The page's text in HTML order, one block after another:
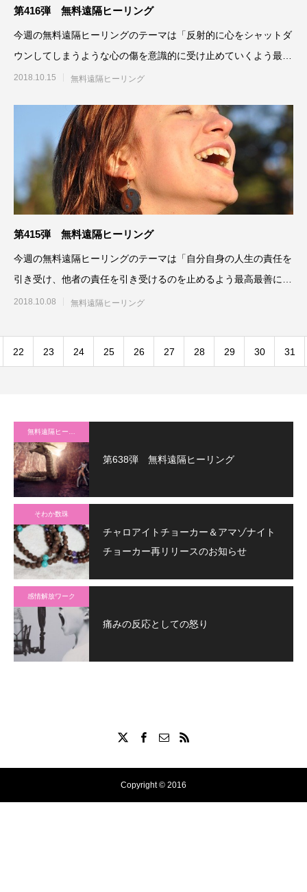
第416弾 無料遠隔ヒーリング
今週の無料遠隔ヒーリングのテーマは「反射的に心をシャットダ
ウンしてしまうような心の傷を意識的に受け止めていくよう最高
最善に働きかける」です。
2018.10.15 無料遠隔ヒーリング
第415弾 無料遠隔ヒーリング
今週の無料遠隔ヒーリングのテーマは「自分自身の人生の責任を
引き受け、他者の責任を引き受けるのを止めるよう最高最善に働
きかける」です。参加され
2018.10.08 無料遠隔ヒーリング
22 23 24 25 26 27 28 29 30 31
第638弾 無料遠隔ヒーリング
そわか数珠
チャロアイトチョーカー＆アマゾナイト
チョーカー再リリースのお知らせ
感情解放ワーク
痛みの反応としての怒り
Copyright © 2016